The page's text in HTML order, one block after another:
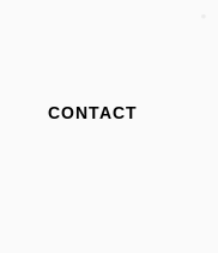
CONTACT